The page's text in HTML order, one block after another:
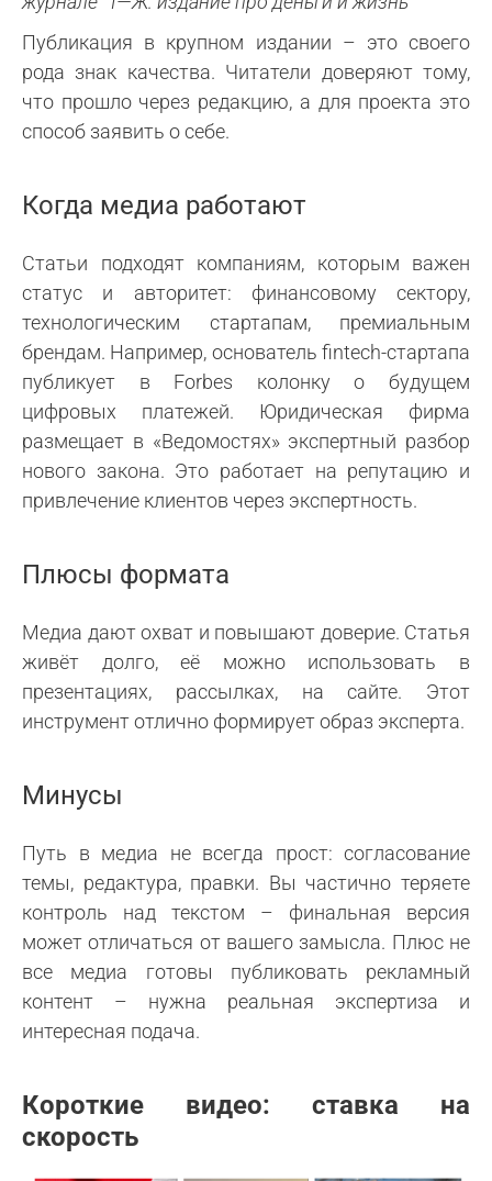
Публикация в крупном издании – это своего
рода знак качества. Читатели доверяют тому,
что прошло через редакцию, а для проекта это
способ заявить о себе.
Когда медиа работают
Статьи подходят компаниям, которым важен
статус и авторитет: финансовому сектору,
технологическим стартапам, премиальным
брендам. Например, основатель fintech-стартапа
публикует в Forbes колонку о будущем
цифровых платежей. Юридическая фирма
размещает в «Ведомостях» экспертный разбор
нового закона. Это работает на репутацию и
привлечение клиентов через экспертность.
Плюсы формата
Медиа дают охват и повышают доверие. Статья
живёт долго, её можно использовать в
презентациях, рассылках, на сайте. Этот
инструмент отлично формирует образ эксперта.
Минусы
Путь в медиа не всегда прост: согласование
темы, редактура, правки. Вы частично теряете
контроль над текстом – финальная версия
может отличаться от вашего замысла. Плюс не
все медиа готовы публиковать рекламный
контент – нужна реальная экспертиза и
интересная подача.
Короткие видео: ставка на
скорость